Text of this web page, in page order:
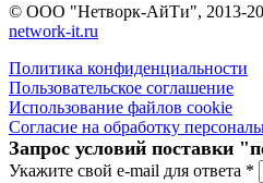
© ООО "Нетворк-АйТи", 2013-
network-it.ru
Политика конфиденциальности
Пользовательское соглашение
Использование файлов cookie
Согласие на обработку
Запрос условий поставки
Укажите свой e-mail для ответа *